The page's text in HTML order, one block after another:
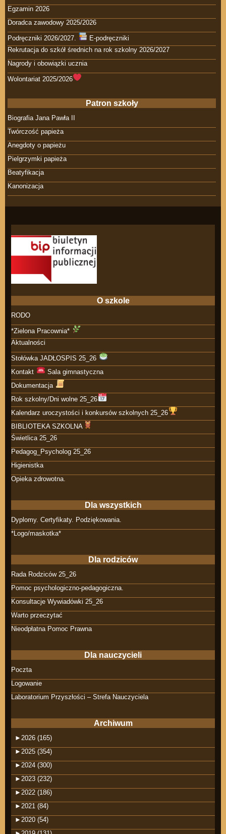
Egzamin 2026
Doradca zawodowy 2025/2026
Podręczniki 2026/2027.
E-podręczniki
Rekrutacja do szkół średnich na rok szkolny 2026/2027
Nagrody i obowiązki ucznia
Wolontariat 2025/2026
Patron szkoły
Biografia Jana Pawła II
Twórczość papieża
Anegdoty o papieżu
Pielgrzymki papieża
Beatyfikacja
Kanonizacja
O szkole
RODO
*Zielona Pracownia*
Aktualności
Stołówka JADŁOSPIS 25_26
Kontakt
Sala gimnastyczna
Dokumentacja
Rok szkolny/Dni wolne 25_26
Kalendarz uroczystości i konkursów szkolnych 25_26
BIBLIOTEKA SZKOLNA
Świetlica 25_26
Pedagog_Psycholog 25_26
Higienistka
Opieka zdrowotna.
Dla wszystkich
Dyplomy. Certyfikaty. Podziękowania.
*Logo/maskotka*
Dla rodziców
Rada Rodziców 25_26
Pomoc psychologiczno-pedagogiczna.
Konsultacje Wywiadówki 25_26
Warto przeczytać
Nieodpłatna Pomoc Prawna
Dla nauczycieli
Poczta
Logowanie
Laboratorium Przyszłości – Strefa Nauczyciela
Archiwum
► 2026 (165)
► 2025 (354)
► 2024 (300)
► 2023 (232)
► 2022 (186)
► 2021 (84)
► 2020 (54)